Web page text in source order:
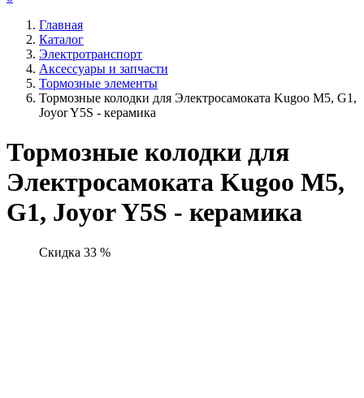
Главная
Каталог
Электротранспорт
Аксессуары и запчасти
Тормозные элементы
Тормозные колодки для Электросамоката Kugoo М5, G1,
Joyor Y5S - керамика
Тормозные колодки для
Электросамоката Kugoo М5,
G1, Joyor Y5S - керамика
Скидка 33 %